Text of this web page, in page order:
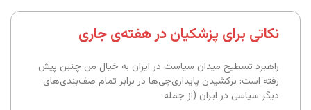
نکاتی برای پزشکیان در هفته‌ی جاری
راهبرد تسطیح میدان سیاست در ایران به خیال من چنین پیش
رفته است: برکشیدن پایداری‌چی‌ها در برابر تمام صف‌بندی‌های
دیگر سیاسی در ایران (از جمله